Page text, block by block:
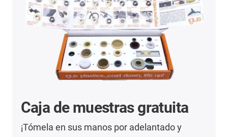
Caja de muestras gratuita
¡Tómela en sus manos por adelantado y